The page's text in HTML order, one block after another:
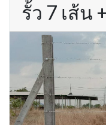
รั้ว 7 เส้น